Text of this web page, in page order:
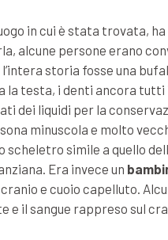
in cui è stata trovata,
alcune persone erano
storia fosse una
testa, i denti ancora tutti
dei liquidi per la
minuscola e molto
scheletro simile a quello
Era invece un
e cuoio capelluto.
e il sangue rappreso sul